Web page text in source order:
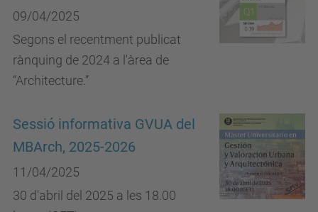
09/04/2025
Segons el recentment publicat
rànquing de 2024 a l'àrea de
“Architecture.”
Sessió informativa GVUA del
MBArch, 2025-2026
11/04/2025
30 d'abril del 2025 a les 18.00